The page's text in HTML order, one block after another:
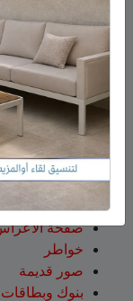
الحرائق
حسن طربيه
أعلى قمة في
صالح مرعي
أعلى قمة في
زيدعلىهادي
قمة في أوروبا
صفحة
خواطر
صور قديمة
بنوك وبطاقات